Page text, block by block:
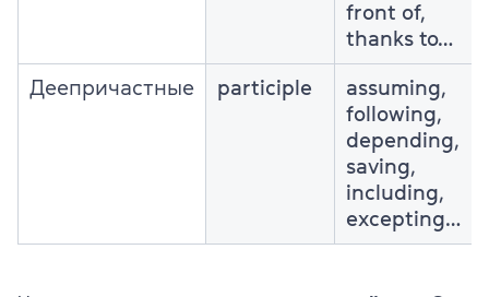
front of,
thanks to…
Деепричастные participle
assuming,
following,
depending,
saving,
including,
excepting…